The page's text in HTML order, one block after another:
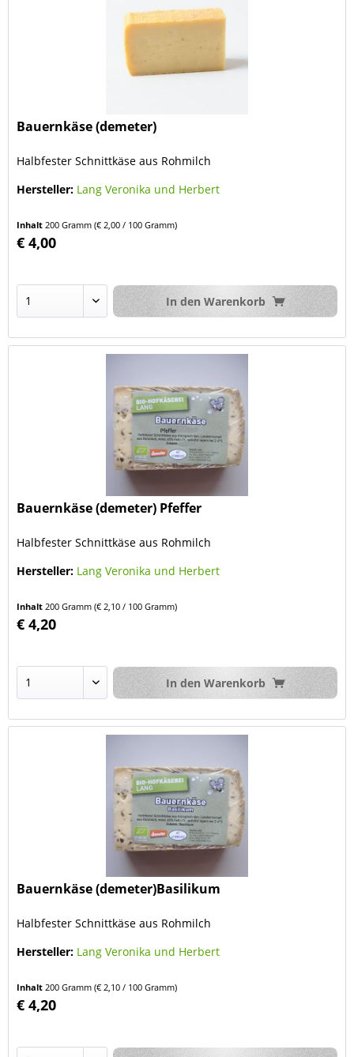
Bauernkäse (demeter)
Halbfester Schnittkäse aus Rohmilch
Hersteller: Lang Veronika und Herbert
Inhalt 200 Gramm(€ 2,00 / 100 Gramm)
€ 4,00
In den Warenkorb
Bauernkäse (demeter) Pfeffer
Halbfester Schnittkäse aus Rohmilch
Hersteller: Lang Veronika und Herbert
Inhalt 200 Gramm(€ 2,10 / 100 Gramm)
€ 4,20
In den Warenkorb
Bauernkäse (demeter)Basilikum
Halbfester Schnittkäse aus Rohmilch
Hersteller: Lang Veronika und Herbert
Inhalt200 Gramm(€ 2,10 / 100 Gramm)
€ 4,20